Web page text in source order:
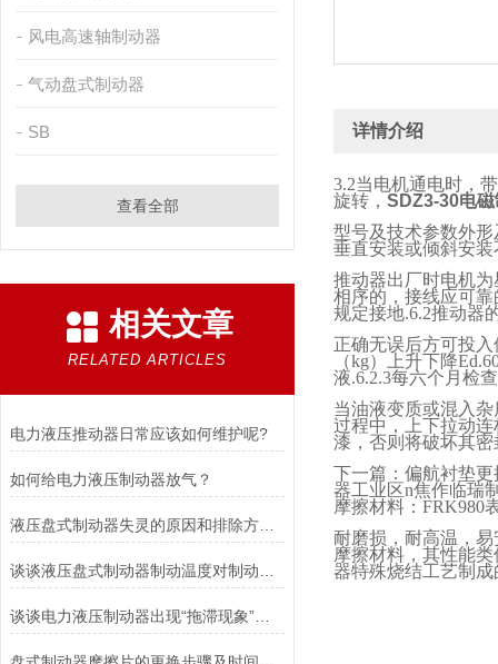
风电高速轴制动器
气动盘式制动器
SB
查看全部
相关文章
RELATED ARTICLES
电力液压推动器日常应该如何维护呢?
如何给电力液压制动器放气？
液压盘式制动器失灵的原因和排除方法介绍
谈谈电力液压制动器出现“拖滞现象”的原因及解决方法
详情介绍
3.2当电机通电时，
旋转， SDZ3-30电
型号及技术参数外
垂直安装或倾斜安装
推动器出厂时电机
相序的，接线应可
规定接地.6.2推动器
正确无误后方可投入
（kg）上升下降
液.6.2.3每六个月检
当油液变质或混入
过程中，上下拉动
漆，否则将破坏其密
下一篇：偏航衬垫
器工业区n焦作临瑞
摩擦材料： FRK980
耐磨损，耐高温，
摩擦材料，其性能
器特殊烧结工艺制